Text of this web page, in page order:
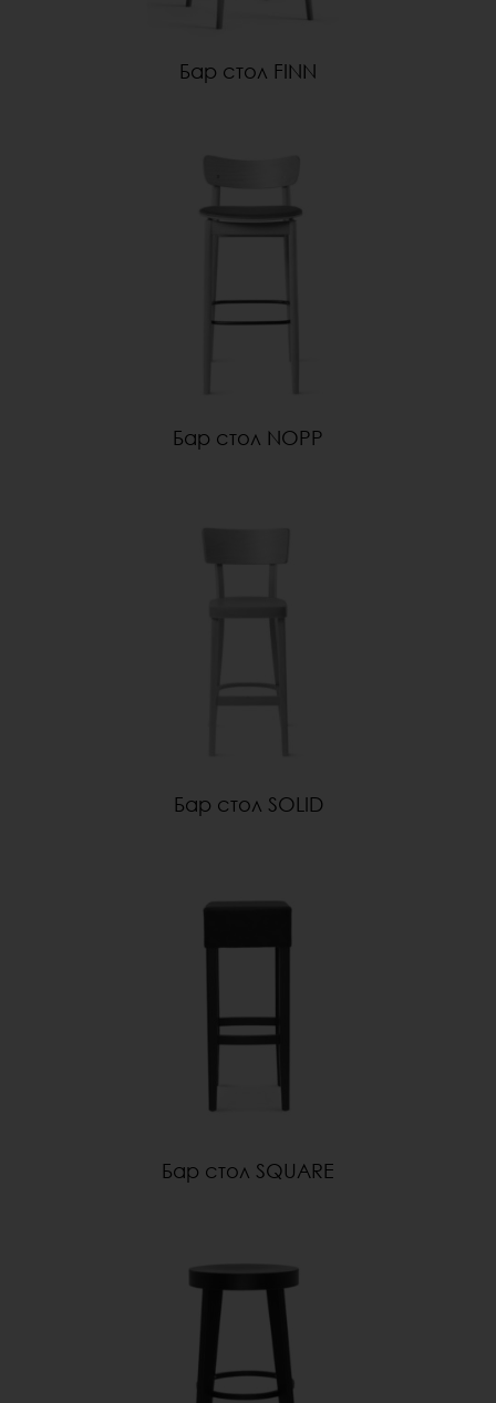
Бар стол FINN
Бар стол NOPP
Бар стол SOLID
Бар стол SQUARE